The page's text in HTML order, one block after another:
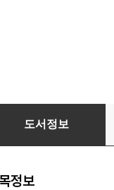
녀에게 기회를 주는 부모
도서정보
정보